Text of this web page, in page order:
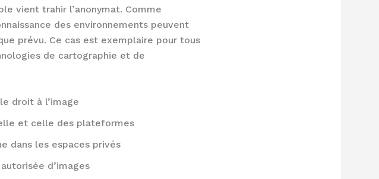
vient trahir l’anonymat. Comme
des environnements peuvent
prévu. Ce cas est exemplaire pour tous
de cartographie et de
droit à l’image
et celle des plateformes
dans les espaces privés
d’images